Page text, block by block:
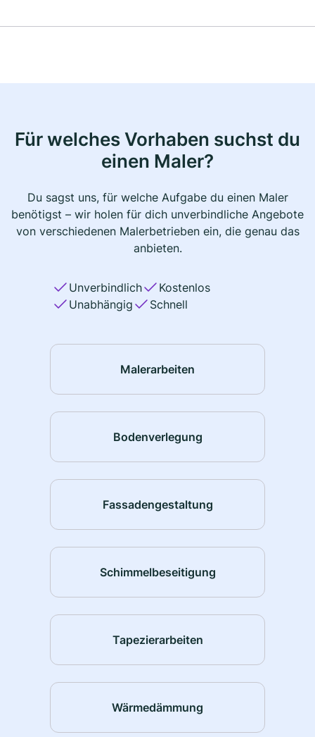
Für welches Vorhaben suchst du
einen Maler?
Du sagst uns, für welche Aufgabe du einen Maler
benötigst – wir holen für dich unverbindliche Angebote
von verschiedenen Malerbetrieben ein, die genau das
anbieten.
Unverbindlich
Kostenlos
Unabhängig
Schnell
Malerarbeiten
Bodenverlegung
Fassadengestaltung
Schimmelbeseitigung
Tapezierarbeiten
Wärmedämmung